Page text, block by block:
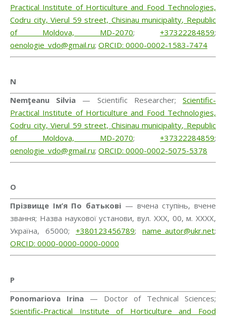
Practical Institute of Horticulture and Food Technologies,
Codru city, Vierul 59 street, Chisinau municipality, Republic
of Moldova, MD-2070;+37322284859;
oenologie_vdo@gmail.ru; ORCID: 0000-0002-1583-7474
N
Nemţeanu Silvia — Scientific Researcher;Scientific-
Practical Institute of Horticulture and Food Technologies,
Codru city, Vierul 59 street, Chisinau municipality, Republic
of Moldova, MD-2070;+37322284859;
oenologie_vdo@gmail.ru; ORCID: 0000-0002-5075-5378
O
Прізвище Ім’я По батькові — вчена ступінь, вчене
звання; Назва наукової установи, вул. ХХХ, 00, м. ХХХХ,
Україна, 65000; +380123456789; name_autor@ukr.net;
ORCID: 0000-0000-0000-0000
P
Ponomariova Irina— Doctor of Technical Sciences;
Scientific-Practical Institute of Horticulture and Food